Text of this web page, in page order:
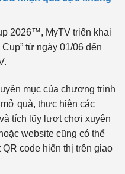
2026™, MyTV triển khai
từ ngày 01/06 đến
mục của chương trình
quà, thực hiện các
tích lũy lượt chơi xuyên
website cũng có thể
code hiển thị trên giao